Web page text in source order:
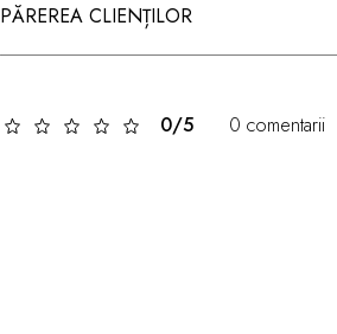
PĂREREA CLIENȚILOR
0/5 0 comentarii